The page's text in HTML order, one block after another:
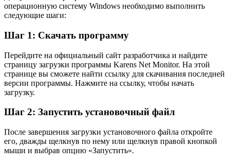
операционную систему Windows необходимо выполнить
следующие шаги:
Шаг 1: Скачать программу
Перейдите на официальный сайт разработчика и найдите
страницу загрузки программы Karens Net Monitor. На этой
странице вы сможете найти ссылку для скачивания последней
версии программы. Нажмите на ссылку, чтобы начать
загрузку.
Шаг 2: Запустить установочный файл
После завершения загрузки установочного файла откройте
его, дважды щелкнув по нему или щелкнув правой кнопкой
мыши и выбрав опцию «Запустить».